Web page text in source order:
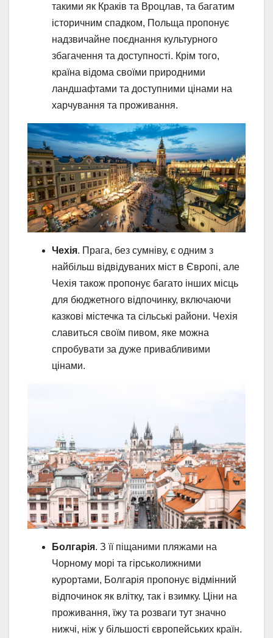
такими як Краків та Вроцлав, та багатим
історичним спадком, Польща пропонує
надзвичайне поєднання культурного
збагачення та доступності. Крім того,
країна відома своїми природними
ландшафтами та доступними цінами на
харчування та проживання.
Чехія. Прага, без сумніву, є одним з
найбільш відвідуваних міст в Європі, але
Чехія також пропонує багато інших місць
для бюджетного відпочинку, включаючи
казкові містечка та сільські райони. Чехія
славиться своїм пивом, яке можна
спробувати за дуже привабливими
цінами.
Болгарія. З її піщаними пляжами на
Чорному морі та гірськолижними
курортами, Болгарія пропонує відмінний
відпочинок як влітку, так і взимку. Ціни на
проживання, їжу та розваги тут значно
нижчі, ніж у більшості європейських країн.